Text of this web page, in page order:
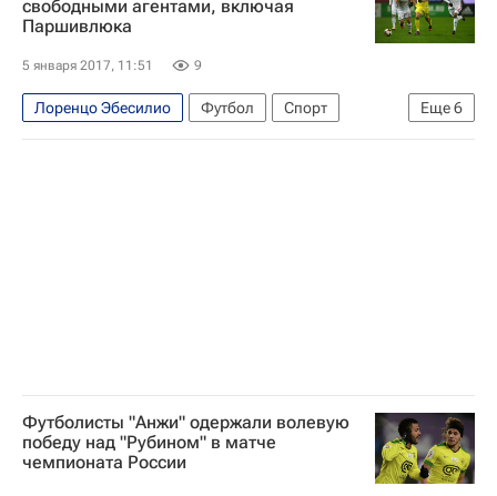
свободными агентами, включая
Паршивлюка
5 января 2017, 11:51 9
Еще6
Лоренцо Эбесилио Футбол
Спорт
РПЛ 2026-2027 (Чемпионат России по футболу)
Футболисты "Анжи" одержали волевую
победу над "Рубином" в матче
чемпионата России